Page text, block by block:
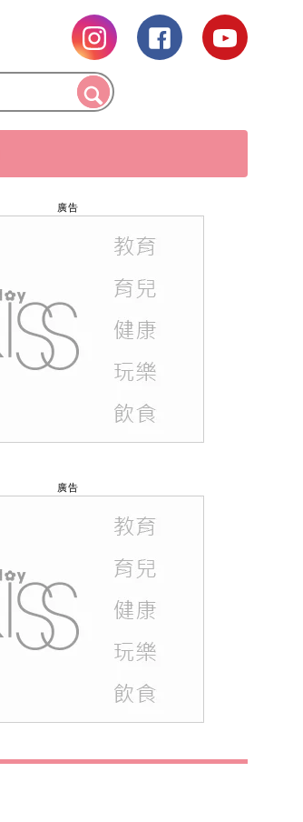
廣告
廣告